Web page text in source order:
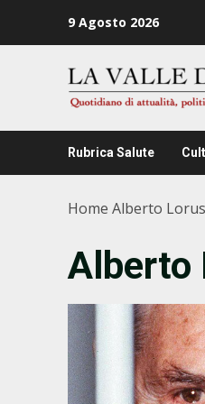
9 Agosto 2026
Rubrica Salute
Home Alberto
Alberto